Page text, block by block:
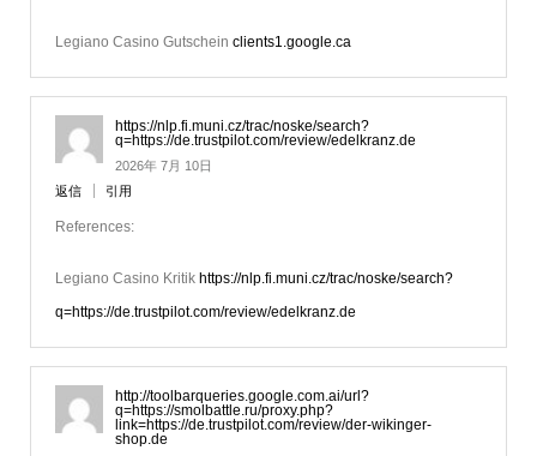
Legiano Casino Gutschein clients1.google.ca
https://nlp.fi.muni.cz/trac/noske/search?
q=https://de.trustpilot.com/review/edelkranz.de
2026年 7月 10日
返信
引用
References:
Legiano Casino Kritik https://nlp.fi.muni.cz/trac/noske/search?
q=https://de.trustpilot.com/review/edelkranz.de
http://toolbarqueries.google.com.ai/url?
q=https://smolbattle.ru/proxy.php?
link=https://de.trustpilot.com/review/der-wikinger-
shop.de